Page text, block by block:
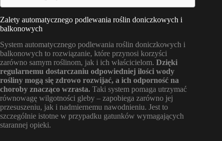
Zalety automatycznego podlewania roślin doniczkowych i
balkonowych
System automatycznego podlewania roślin doniczkowych i
balkonowych to rozwiązanie, które przynosi korzyści
zarówno samym roślinom, jak i ich właścicielom. Dzięki
regularnemu dostarczaniu odpowiedniej ilości wody
rośliny mogą się zdrowo rozwijać, a ich odporność na
choroby znacząco wzrasta. Taki system pomaga utrzymać
równowagę wilgotności gleby – zapobiega zarówno jej
przesuszeniu, jak i nadmiernemu nawodnieniu. Jest to
szczególnie istotne w przypadku gatunków wymagających
starannej opieki.